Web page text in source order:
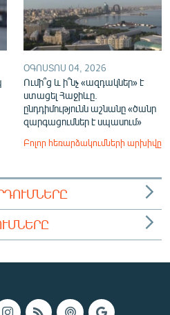
ՕԳՈՍՏՈՍ 04, 2026
Ումի՞ց և ի՞նչ «ազդակներ» է
ստացել Հաջիևը.
ընդդիմությունն աշնանը «ծանր
զարգացումներ է սպասում»
Բոլոր հեռարձակումների արխիվը